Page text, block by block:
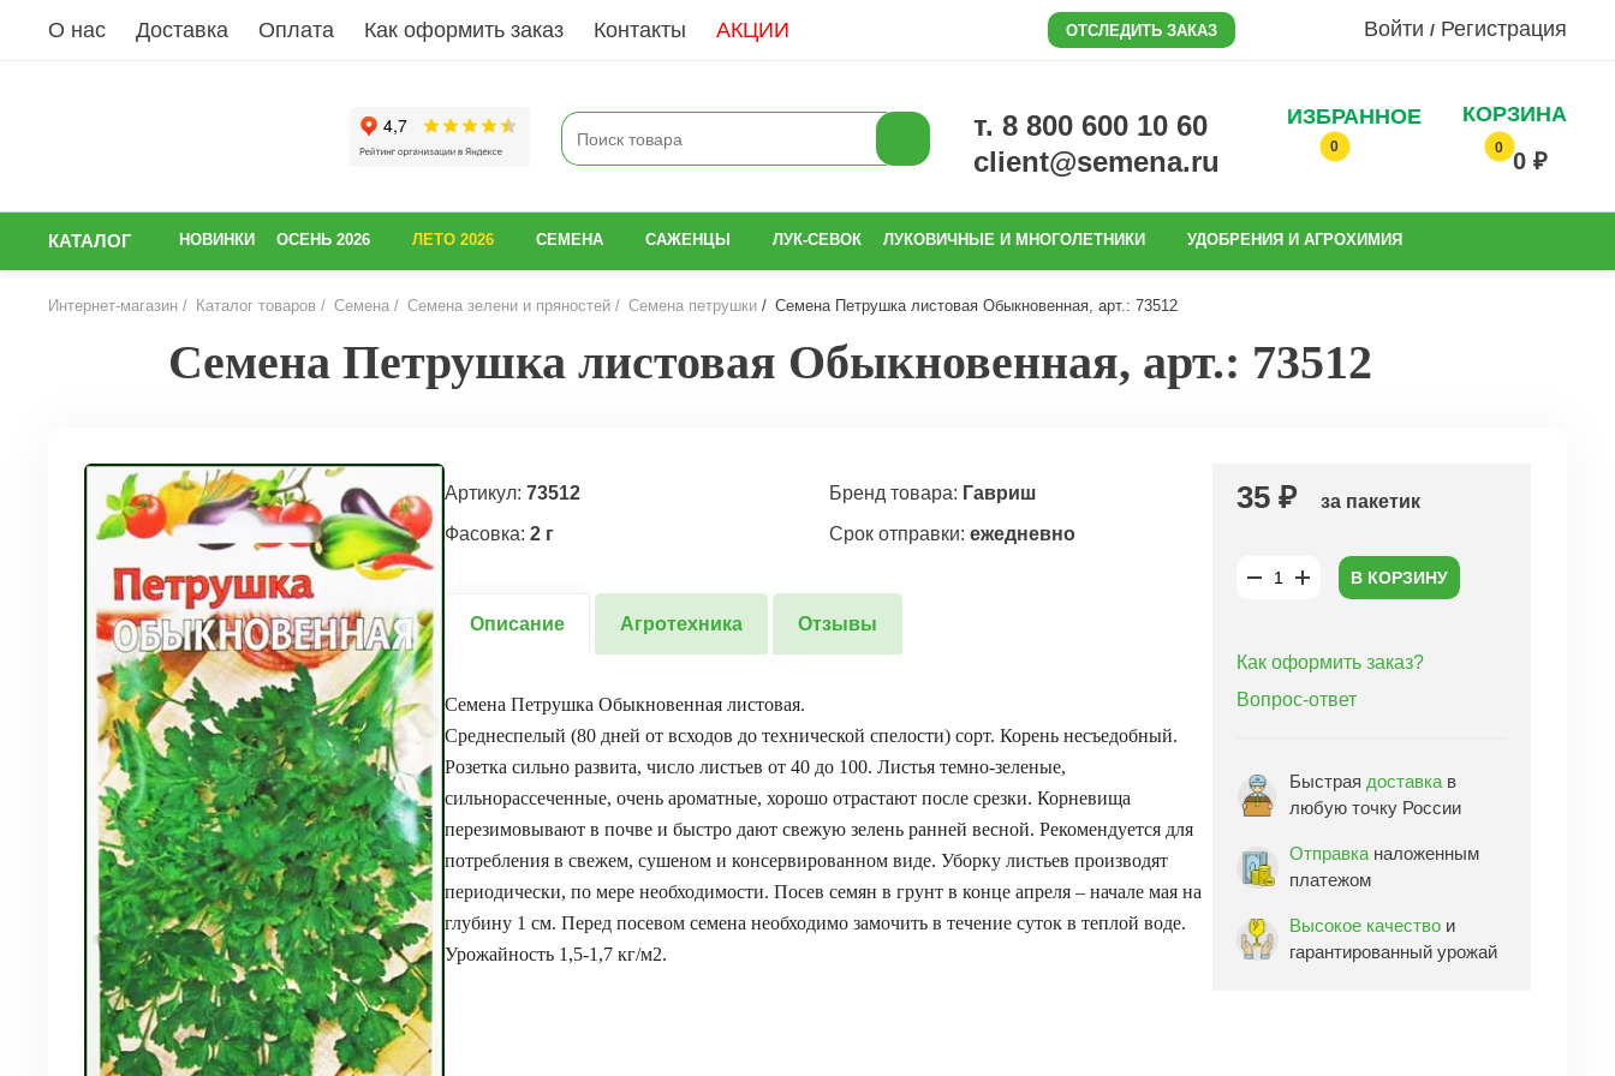
О нас Доставка Оплата Как оформить заказ Контакты АКЦИИ ОТСЛЕДИТЬ ЗАКАЗ Войти / Регистрация
т. 8 800 600 10 60
client@semena.ru
ИЗБРАННОЕ
0
КОРЗИНА
0
0 ₽
КАТАЛОГ НОВИНКИ ОСЕНЬ 2026 ЛЕТО 2026 СЕМЕНА САЖЕНЦЫ ЛУК-СЕВОК ЛУКОВИЧНЫЕ И МНОГОЛЕТНИКИ УДОБРЕНИЯ И АГРОХИМИЯ
Интернет-магазин Каталог товаров Семена Семена зелени и пряностей Семена петрушки Семена Петрушка листовая Обыкновенная, арт.: 73512
Семена Петрушка листовая Обыкновенная, арт.: 73512
Артикул: 73512 Бренд товара: Гавриш
Фасовка: 2 г Срок отправки: ежедневно
Описание Агротехника Отзывы
Семена Петрушка Обыкновенная листовая.
Среднеспелый (80 дней от всходов до технической спелости) сорт. Корень несъедобный.
Розетка сильно развита, число листьев от 40 до 100. Листья темно-зеленые,
сильнорассеченные, очень ароматные, хорошо отрастают после срезки. Корневища
перезимовывают в почве и быстро дают свежую зелень ранней весной. Рекомендуется для
потребления в свежем, сушеном и консервированном виде. Уборку листьев производят
периодически, по мере необходимости. Посев семян в грунт в конце апреля – начале мая на
глубину 1 см. Перед посевом семена необходимо замочить в течение суток в теплой воде.
Урожайность 1,5-1,7 кг/м2.
35 ₽ за пакетик
В КОРЗИНУ
Как оформить заказ?
Вопрос-ответ
Быстрая доставка в
любую точку России
Отправка наложенным
платежом
Высокое качество и
гарантированный урожай